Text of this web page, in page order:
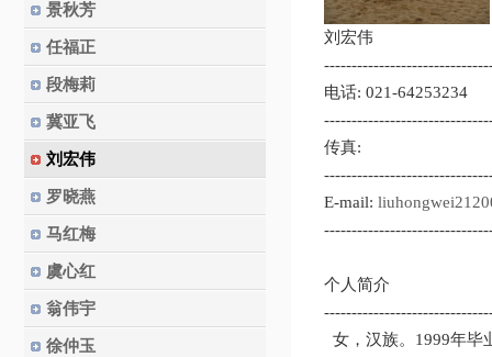
景秋芳
任福正
段梅莉
冀亚飞
刘宏伟
罗晓燕
马红梅
虞心红
翁伟宇
徐仲玉
刘宏伟
电话: 021-64253234
传真:
E-mail:
个人简介
女，汉族。1999年毕